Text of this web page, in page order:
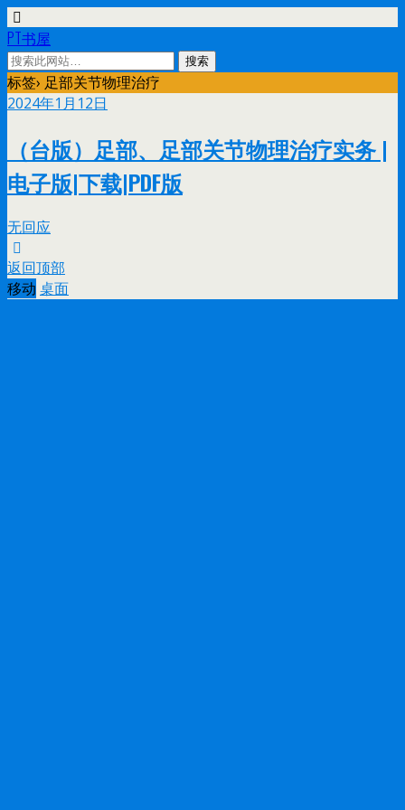
PT书屋
标签› 足部关节物理治疗
2024年1月12日
（台版）足部、足部关节物理治疗实务 |
电子版|下载|PDF版
无回应
返回顶部
移动 桌面